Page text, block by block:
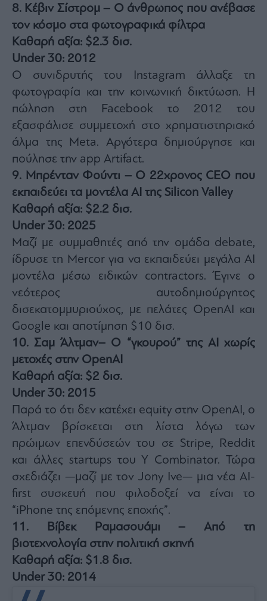
8. Κέβιν Σίστρομ – Ο άνθρωπος που ανέβασε
τον κόσμο στα φωτογραφικά φίλτρα
Καθαρή αξία: $2.3 δισ.
Under 30: 2012
Ο συνιδρυτής του Instagram άλλαξε τη
φωτογραφία και την κοινωνική δικτύωση. Η
πώληση στη Facebook το 2012 του
εξασφάλισε συμμετοχή στο χρηματιστηριακό
άλμα της Meta. Αργότερα δημιούργησε και
πούλησε την app Artifact.
9. Μπρένταν Φούντι – Ο 22χρονος CEO που
εκπαιδεύει τα μοντέλα AI της Silicon Valley
Καθαρή αξία: $2.2 δισ.
Under 30: 2025
Μαζί με συμμαθητές από την ομάδα debate,
ίδρυσε τη Mercor για να εκπαιδεύει μεγάλα AI
μοντέλα μέσω ειδικών contractors. Έγινε ο
νεότερος αυτοδημιούργητος
δισεκατομμυριούχος, με πελάτες OpenAI και
Google και αποτίμηση $10 δισ.
10. Σαμ Άλτμαν– Ο “γκουρού” της AI χωρίς
μετοχές στην OpenAI
Καθαρή αξία: $2 δισ.
Under 30: 2015
Παρά το ότι δεν κατέχει equity στην OpenAI, ο
Άλτμαν βρίσκεται στη λίστα λόγω των
πρώιμων επενδύσεών του σε Stripe, Reddit
και άλλες startups του Y Combinator. Τώρα
σχεδιάζει —μαζί με τον Jony Ive— μια νέα AI-
first συσκευή που φιλοδοξεί να είναι το
“iPhone της επόμενης εποχής”.
11. Βίβεκ Ραμασουάμι – Από τη
βιοτεχνολογία στην πολιτική σκηνή
Καθαρή αξία: $1.8 δισ.
Under 30: 2014